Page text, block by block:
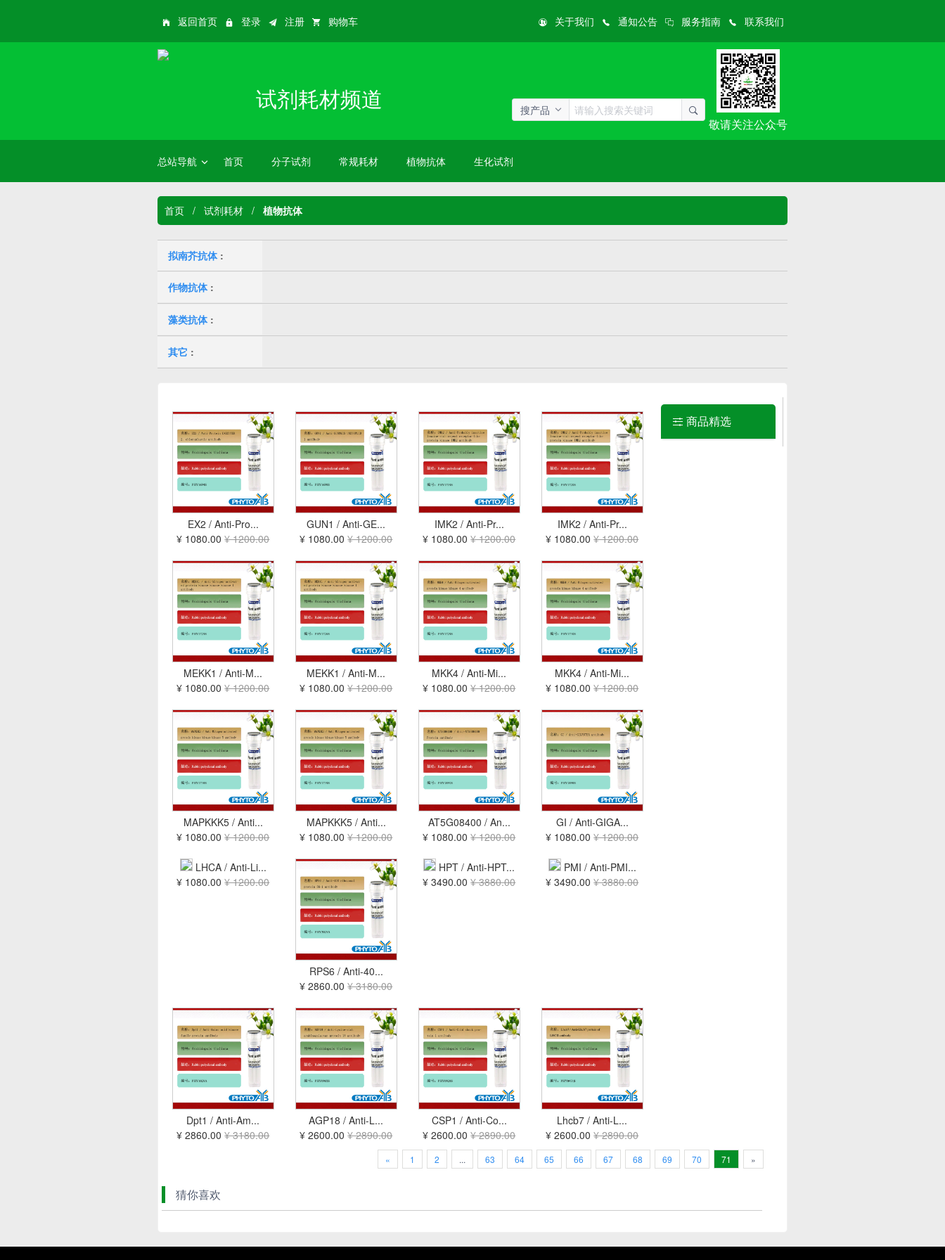
返回首页 登录 注册 购物车 关于我们 通知公告 服务指南 联系我们
试剂耗材频道 搜产品
敬请关注公众号
总站导航 首页 分子试剂 常规耗材 植物抗体 生化试剂
首页 / 试剂耗材 / 植物抗体
拟南芥抗体:
作物抗体:
藻类抗体:
其它 :
EX2 / Anti-Pro...
¥ 1080.00¥ 1200.00
GUN1 / Anti-GE...
¥ 1080.00¥ 1200.00
IMK2 / Anti-Pr...
¥ 1080.00¥ 1200.00
IMK2 / Anti-Pr...
¥ 1080.00¥ 1200.00
MEKK1 / Anti-M...
¥ 1080.00¥ 1200.00
MEKK1 / Anti-M...
¥ 1080.00¥ 1200.00
MKK4 / Anti-Mi...
¥ 1080.00¥ 1200.00
MKK4 / Anti-Mi...
¥ 1080.00¥ 1200.00
MAPKKK5 / Anti...
¥ 1080.00¥ 1200.00
MAPKKK5 / Anti...
¥ 1080.00¥ 1200.00
AT5G08400 / An...
¥ 1080.00¥ 1200.00
GI / Anti-GIGA...
¥ 1080.00¥ 1200.00
LHCA / Anti-Li...
¥ 1080.00¥ 1200.00
RPS6 / Anti-40...
¥ 2860.00¥ 3180.00
HPT / Anti-HPT...
¥ 3490.00¥ 3880.00
PMI / Anti-PMI...
¥ 3490.00¥ 3880.00
Dpt1 / Anti-Am...
¥ 2860.00¥ 3180.00
AGP18 / Anti-L...
¥ 2600.00¥ 2890.00
CSP1 / Anti-Co...
¥ 2600.00¥ 2890.00
Lhcb7 / Anti-L...
¥ 2600.00¥ 2890.00
商品精选
« 1 2 ... 63 64 65 66 67 68 69 70 71 »
猜你喜欢